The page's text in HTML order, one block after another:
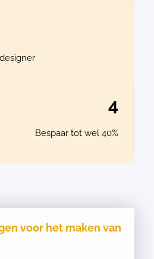
4
Bespaar tot wel 40%
voor het maken van